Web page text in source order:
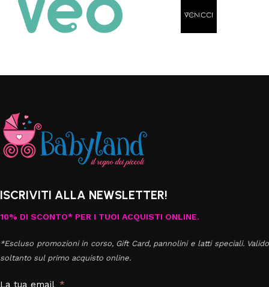
ISCRIVITI ALLA NEWSLETTER!
10% DI SCONTO* PER I TUOI ACQUISTI ONLINE.
*Escluso promozioni in corso, Gift Card, pannolini e latti speciali. Valido
soltanto sul primo acquisto online.
La tua email